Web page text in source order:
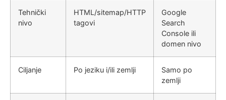
Tehnički
nivo
HTML/sitemap/HTTP
tagovi
Google
Search
Console ili
domen nivo
Ciljanje Po jeziku i/ili zemlji
Samo po
zemlji